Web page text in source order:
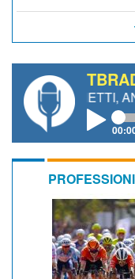
ANDREA